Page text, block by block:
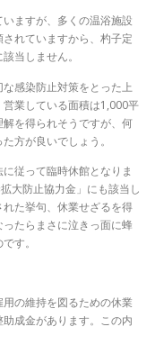
ますが、多くの温浴施設
れていますから、杓子定
当しません。
感染防止対策をとった上
業している面積は1,000平
を得られそうですが、何
方が良いでしょう。
従って臨時休館となりま
大防止協力金」にも該当し
た挙句、休業せざるを得
たらまさに泣きっ面に蜂
す。
の維持を図るための休業
成金があります。この内